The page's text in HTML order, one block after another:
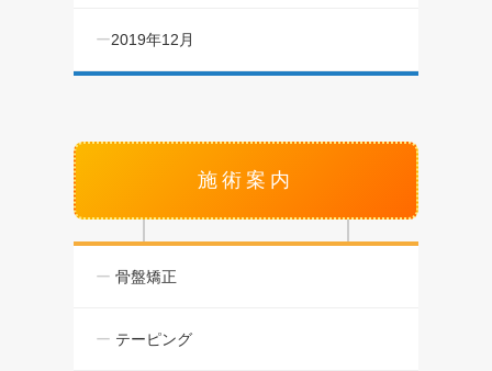
2019年12月
施術案内
骨盤矯正
テーピング